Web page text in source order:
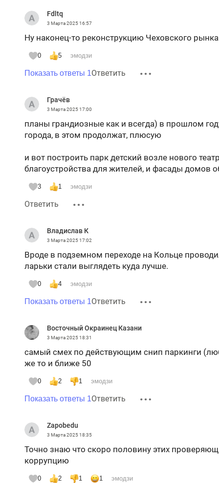
Fdltq
3 Марта 202516:57
Ну наконец-то реконструкцию Чеховского
0 5 эмодзи
Показать ответы 1Ответить
Грачёв
3 Марта 202517:00
планы грандиозные как и всегда) в прошлом
города, в этом продолжат, плюсую
и вот построить парк детский возле нового
благоустройства для жителей, и фасады домов
3 1 эмодзи
Ответить
Владислав К
3 Марта 202517:02
Вроде в подземном переходе на Кольце
ларьки стали выглядеть куда лучше.
0 4 эмодзи
Показать ответы 1Ответить
Восточный Окраинец Казани
3 Марта 202518:31
самый смех по действующим снип паркинги
же то и ближе 50
0 2 1 эмодзи
Показать ответы 1Ответить
Zapobedu
3 Марта 202518:35
Точно знаю что скоро половину этих
коррупцию
0 2 1 1 эмодзи